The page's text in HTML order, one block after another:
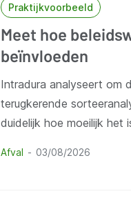
Praktijkvoorbeeld
Meet hoe
beïnvloeden
Intradura analyseert om
terugkerende
duidelijk hoe moeilijk
Afval 03/08/2026